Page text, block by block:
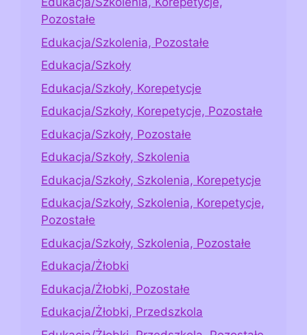
Pozostałe
Edukacja/Szkolenia, Pozostałe
Edukacja/Szkoły
Edukacja/Szkoły, Korepetycje
Edukacja/Szkoły, Korepetycje, Pozostałe
Edukacja/Szkoły, Pozostałe
Edukacja/Szkoły, Szkolenia
Edukacja/Szkoły, Szkolenia, Korepetycje
Edukacja/Szkoły, Szkolenia, Korepetycje,
Pozostałe
Edukacja/Szkoły, Szkolenia, Pozostałe
Edukacja/Żłobki
Edukacja/Żłobki, Pozostałe
Edukacja/Żłobki, Przedszkola